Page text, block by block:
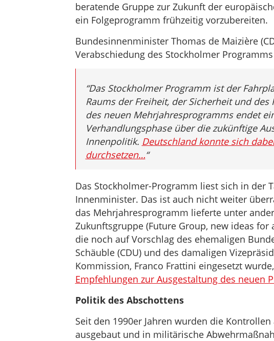
beratende Gruppe zur Zukunft der
ein Folgeprogramm frühzeitig vorzubereiten.
Bundesinnenminister Thomas de Maizière
Verabschiedung des Stockholmer
“Das Stockholmer Programm ist der
Raums der Freiheit, der Sicherheit und
des neuen Mehrjahresprogramms endet
Verhandlungsphase über die zukünftige
Innenpolitik. Deutschland konnte sich
durchsetzen…“
Das Stockholmer-Programm liest sich in der
Innenminister. Das ist auch nicht weiter
das Mehrjahresprogramm lieferte unter
Zukunftsgruppe (Future Group, new ideas for
die noch auf Vorschlag des ehemaligen
Schäuble (CDU) und des damaligen
Kommission, Franco Frattini eingesetzt
Empfehlungen zur Ausgestaltung des neuen
Politik des Abschottens
Seit den 1990er Jahren wurden die
ausgebaut und in militärische